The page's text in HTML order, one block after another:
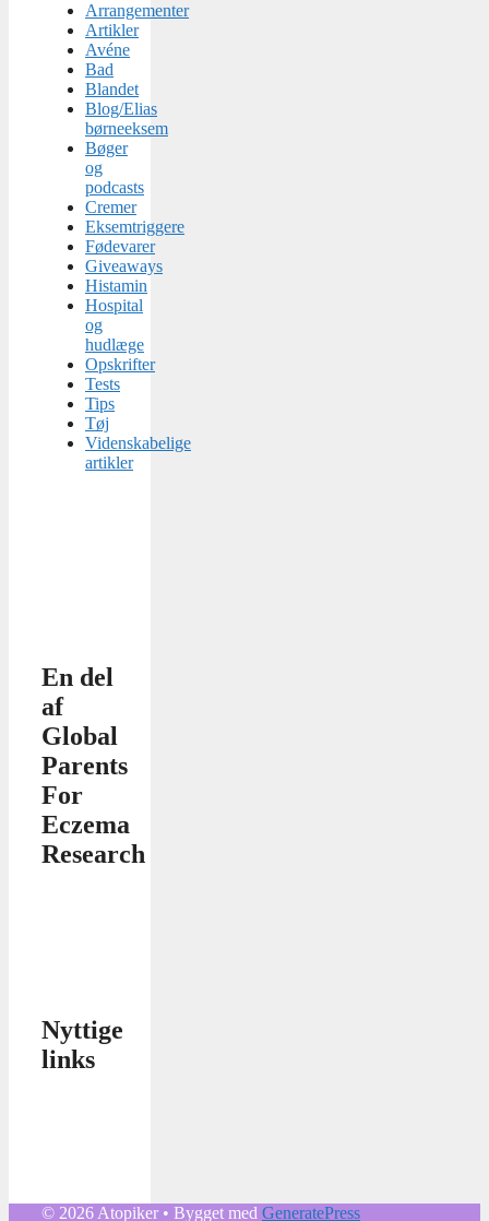
Arrangementer
Artikler
Avéne
Bad
Blandet
Blog/Elias
børneeksem
Bøger
og
podcasts
Cremer
Eksemtriggere
Fødevarer
Giveaways
Histamin
Hospital
og
hudlæge
Opskrifter
Tests
Tips
Tøj
Videnskabelige
artikler
En del
af
Global
Parents
For
Eczema
Research
Nyttige
links
© 2026 Atopiker • Bygget med GeneratePress